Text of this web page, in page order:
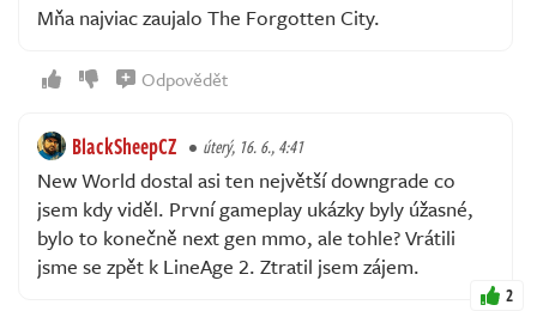
Mňa najviac zaujalo The Forgotten City.
Odpovědět
BlackSheepCZ úterý, 16. 6., 4:41
New World dostal asi ten největší downgrade co
jsem kdy viděl. První gameplay ukázky byly úžasné,
bylo to konečně next gen mmo, ale tohle? Vrátili
jsme se zpět k LineAge 2. Ztratil jsem zájem.
2